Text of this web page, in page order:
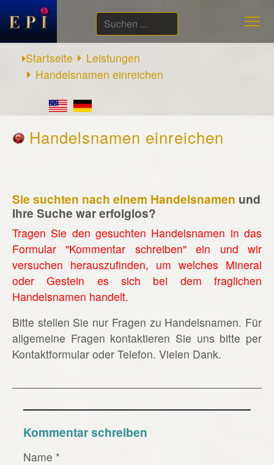
Suchen
...
Startseite
Leistungen
Handelsnamen einreichen
Handelsnamen einreichen
Sie suchten nach einem Handelsnamen und
Ihre Suche war erfolglos?
Tragen Sie den gesuchten Handelsnamen in das
Formular "Kommentar schreiben" ein und wir
versuchen herauszufinden, um welches Mineral
oder Gestein es sich bei dem fraglichen
Handelsnamen handelt.
Bitte stellen Sie nur Fragen zu Handelsnamen. Für
allgemeine Fragen kontaktieren Sie uns bitte per
Kontaktformular oder Telefon. Vielen Dank.
Kommentar schreiben
Name *